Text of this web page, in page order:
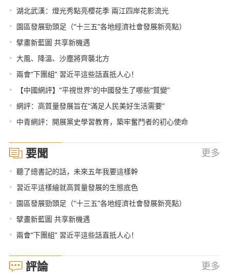
• 湖北武漢：燈光秀點亮櫻花季 兩江四岸花影流光
• 園區發展勁頭足（“十三五”各地經濟社會發展新亮點）
• 擘畫新藍圖 共享新機遇
• 大風、降溫、沙塵將齊襲北方
• 兩會“下團組” 習近平這些話直抵人心！
• 【中國網評】“平視世界”的中國發生了哪些“質變”
• 網評：高質量發展旨在“滿足人民美好生活需要”
• 中青網評：開展黨史學習教育，築牢奮鬥者的初心使命
要聞 更多
• 聽了總書記的話，未來五年我要這樣幹
• 習近平這樣繪就高質量發展的生態底色
• 園區發展勁頭足（“十三五”各地經濟社會發展新亮點）
• 擘畫新藍圖 共享新機遇
• 兩會“下團組” 習近平這些話直抵人心！
評論 更多